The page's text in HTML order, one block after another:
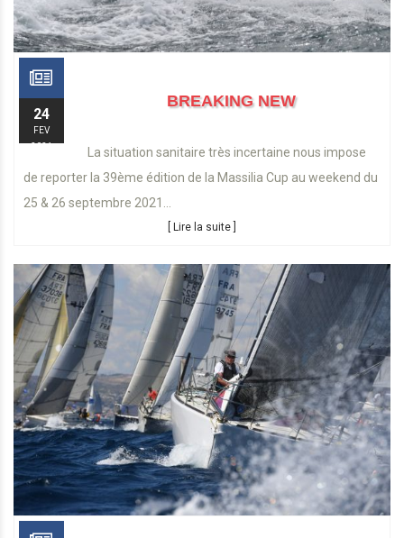
24
FEV
2021
BREAKING NEW
La situation sanitaire très incertaine nous impose
de reporter la 39ème édition de la Massilia Cup au weekend du
25 & 26 septembre 2021...
[ Lire la suite ]